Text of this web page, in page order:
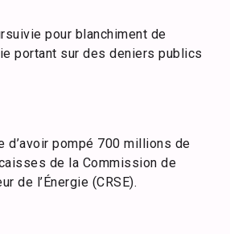
pour blanchiment de
portant sur des deniers publics
d’avoir pompé 700 millions de
de la Commission de
de l’Énergie (CRSE).